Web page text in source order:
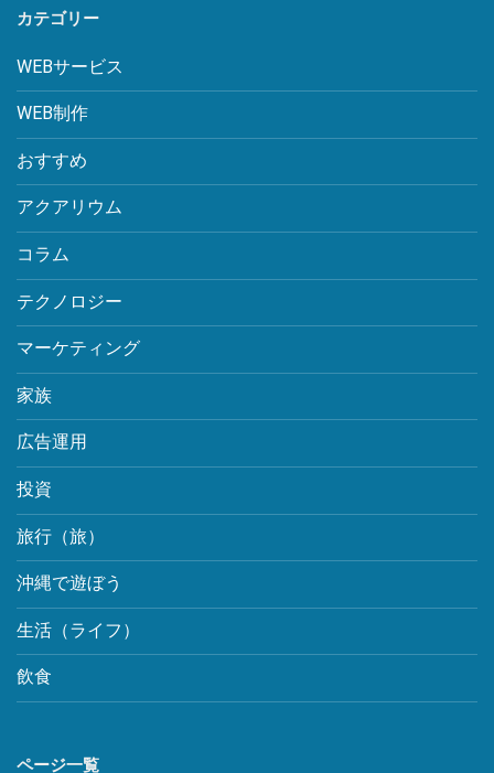
カテゴリー
WEBサービス
WEB制作
おすすめ
アクアリウム
コラム
テクノロジー
マーケティング
家族
広告運用
投資
旅行（旅）
沖縄で遊ぼう
生活（ライフ）
飲食
ページ一覧